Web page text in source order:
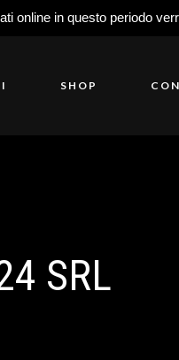
online in questo periodo
SHOP
SRL